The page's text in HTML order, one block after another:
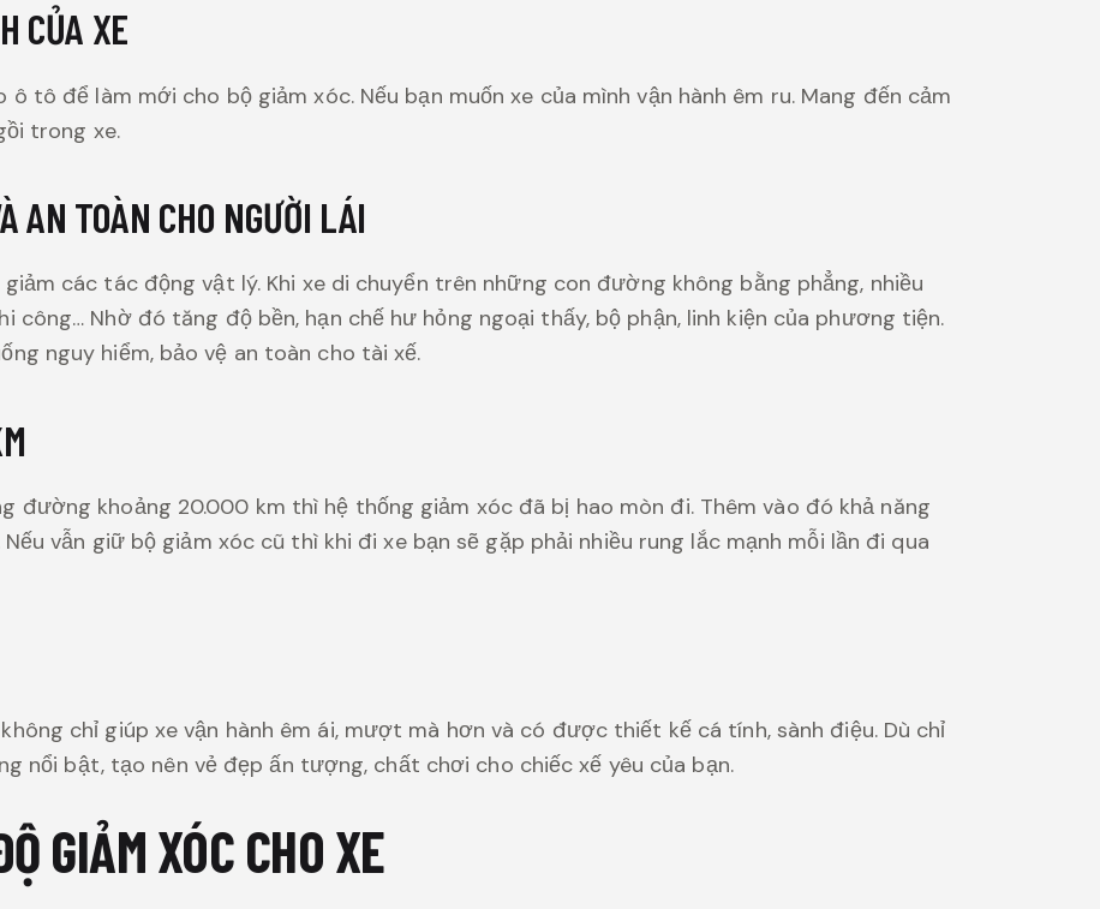
CỦA XE
ô tô để làm mới cho bộ giảm xóc. Nếu bạn muốn xe của mình vận hành êm ru. Mang đến cảm
trong xe.
AN TOÀN CHO NGƯỜI LÁI
các tác động vật lý. Khi xe di chuyển trên những con đường không bằng phẳng, nhiều
công… Nhờ đó tăng độ bền, hạn chế hư hỏng ngoại thấy, bộ phận, linh kiện của phương tiện.
nguy hiểm, bảo vệ an toàn cho tài xế.
đường khoảng 20.000 km thì hệ thống giảm xóc đã bị hao mòn đi. Thêm vào đó khả năng
vẫn giữ bộ giảm xóc cũ thì khi đi xe bạn sẽ gặp phải nhiều rung lắc mạnh mỗi lần đi qua
chỉ giúp xe vận hành êm ái, mượt mà hơn và có được thiết kế cá tính, sành điệu. Dù chỉ
nổi bật, tạo nên vẻ đẹp ấn tượng, chất chơi cho chiếc xế yêu của bạn.
GIẢM XÓC CHO XE